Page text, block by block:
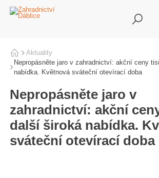
Domů
Aktuality
Nepropásněte jaro v zahradnictví: akční ceny
nabídka. Květnová sváteční otevírací doba
Nepropásněte jaro v
zahradnictví: akční
další široká nabídka.
sváteční otevírací doba